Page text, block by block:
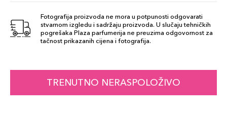
Fotografija proizvoda ne mora u potpunosti odgovarati
stvarnom izgledu i sadržaju proizvoda. U slučaju tehničkih
pogrešaka Plaza parfumerija ne preuzima odgovornost za
tačnost prikazanih cijena i fotografija.
TRENUTNO NERASPOLOŽIVO